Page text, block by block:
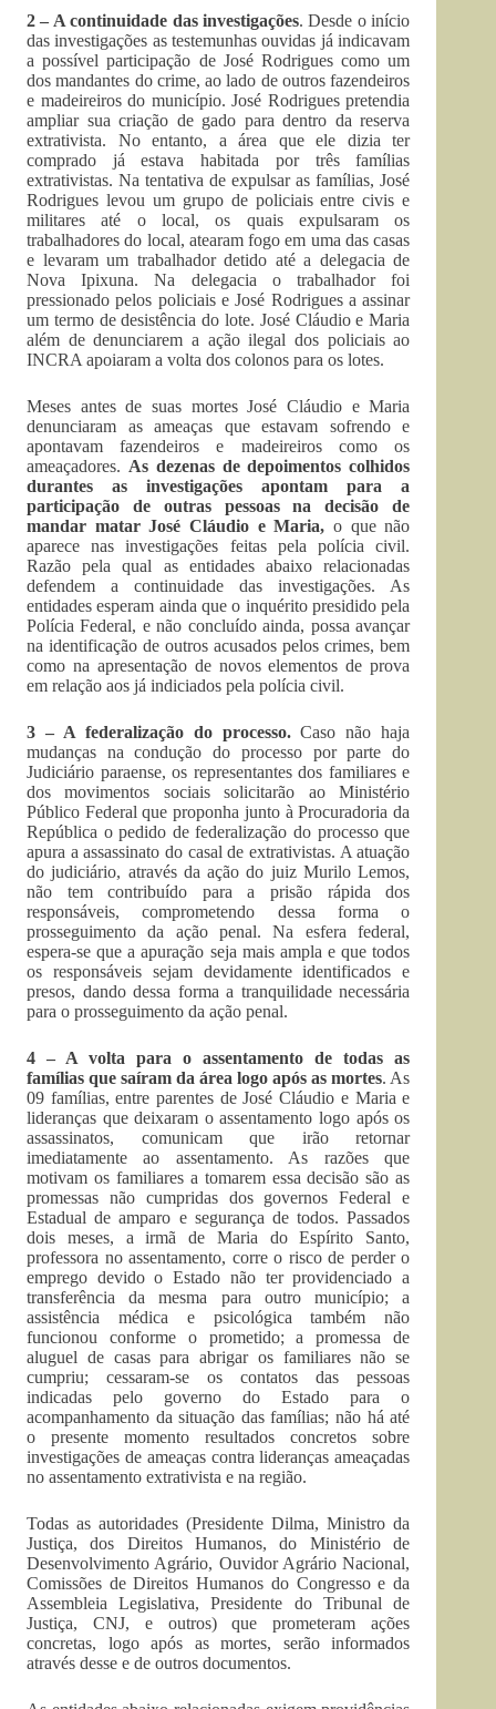
2 – A continuidade das investigações. Desde o início
das investigações as testemunhas ouvidas já indicavam
a possível participação de José Rodrigues como um
dos mandantes do crime, ao lado de outros fazendeiros
e madeireiros do município. José Rodrigues pretendia
ampliar sua criação de gado para dentro da reserva
extrativista. No entanto, a área que ele dizia ter
comprado já estava habitada por três famílias
extrativistas. Na tentativa de expulsar as famílias, José
Rodrigues levou um grupo de policiais entre civis e
militares até o local, os quais expulsaram os
trabalhadores do local, atearam fogo em uma das casas
e levaram um trabalhador detido até a delegacia de
Nova Ipixuna. Na delegacia o trabalhador foi
pressionado pelos policiais e José Rodrigues a assinar
um termo de desistência do lote. José Cláudio e Maria
além de denunciarem a ação ilegal dos policiais ao
INCRA apoiaram a volta dos colonos para os lotes.
Meses antes de suas mortes José Cláudio e Maria
denunciaram as ameaças que estavam sofrendo e
apontavam fazendeiros e madeireiros como os
ameaçadores. As dezenas de depoimentos colhidos
durantes as investigações apontam para a
participação de outras pessoas na decisão de
mandar matar José Cláudio e Maria, o que não
aparece nas investigações feitas pela polícia civil.
Razão pela qual as entidades abaixo relacionadas
defendem a continuidade das investigações. As
entidades esperam ainda que o inquérito presidido pela
Polícia Federal, e não concluído ainda, possa avançar
na identificação de outros acusados pelos crimes, bem
como na apresentação de novos elementos de prova
em relação aos já indiciados pela polícia civil.
3 – A federalização do processo.Caso não haja
mudanças na condução do processo por parte do
Judiciário paraense, os representantes dos familiares e
dos movimentos sociais solicitarão ao Ministério
Público Federal que proponha junto à Procuradoria da
República o pedido de federalização do processo que
apura a assassinato do casal de extrativistas. A atuação
do judiciário, através da ação do juiz Murilo Lemos,
não tem contribuído para a prisão rápida dos
responsáveis, comprometendo dessa forma o
prosseguimento da ação penal. Na esfera federal,
espera-se que a apuração seja mais ampla e que todos
os responsáveis sejam devidamente identificados e
presos, dando dessa forma a tranquilidade necessária
para o prosseguimento da ação penal.
4 – A volta para o assentamento de todas as
famílias que saíram da área logo após as mortes. As
09 famílias, entre parentes de José Cláudio e Maria e
lideranças que deixaram o assentamento logo após os
assassinatos, comunicam que irão retornar
imediatamente ao assentamento. As razões que
motivam os familiares a tomarem essa decisão são as
promessas não cumpridas dos governos Federal e
Estadual de amparo e segurança de todos. Passados
dois meses, a irmã de Maria do Espírito Santo,
professora no assentamento, corre o risco de perder o
emprego devido o Estado não ter providenciado a
transferência da mesma para outro município; a
assistência médica e psicológica também não
funcionou conforme o prometido; a promessa de
aluguel de casas para abrigar os familiares não se
cumpriu; cessaram-se os contatos das pessoas
indicadas pelo governo do Estado para o
acompanhamento da situação das famílias; não há até
o presente momento resultados concretos sobre
investigações de ameaças contra lideranças ameaçadas
no assentamento extrativista e na região.
Todas as autoridades (Presidente Dilma, Ministro da
Justiça, dos Direitos Humanos, do Ministério de
Desenvolvimento Agrário, Ouvidor Agrário Nacional,
Comissões de Direitos Humanos do Congresso e da
Assembleia Legislativa, Presidente do Tribunal de
Justiça, CNJ, e outros) que prometeram ações
concretas, logo após as mortes, serão informados
através desse e de outros documentos.